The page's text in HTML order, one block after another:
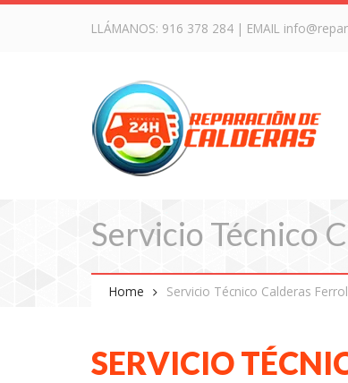
LLÁMANOS: 916 378 284 | EMAIL
Servicio Técnico
Home Servicio Técnico Calderas
SERVICIO